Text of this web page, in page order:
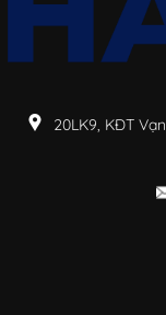
20LK9, KĐT